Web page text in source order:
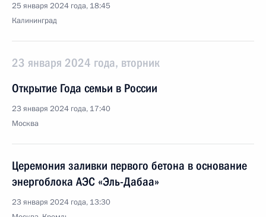
25 января 2024 года, 18:45
Калининград
23 января 2024 года, вторник
Открытие Года семьи в России
23 января 2024 года, 17:40
Москва
Церемония заливки первого бетона в основание
энергоблока АЭС «Эль-Дабаа»
23 января 2024 года, 13:30